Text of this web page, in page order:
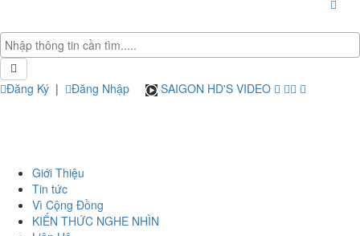
Đăng Ký | Đăng Nhập SAIGON HD'S VIDEO
Giới Thiệu
Tin tức
Vì Cộng Đồng
KIẾN THỨC NGHE NHÌN